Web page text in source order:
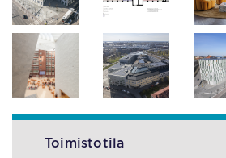
Toimistotila